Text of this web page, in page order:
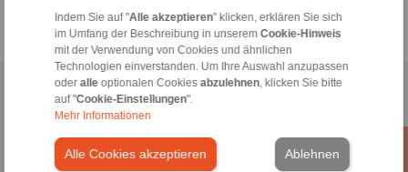
Indem Sie auf "Alle akzeptieren" klicken, erklären Sie sich
im Umfang der Beschreibung in unserem Cookie-Hinweis
mit der Verwendung von Cookies und ähnlichen
Technologien einverstanden. Um Ihre Auswahl anzupassen
oder alleoptionalen Cookies abzulehnen, klicken Sie bitte
auf "Cookie-Einstellungen".
Mehr Informationen
Alle Cookies akzeptieren Ablehnen
Home|Kontaktformular Impressum Datenschutzerklärung
Allgemeine Verkaufsbedingungen